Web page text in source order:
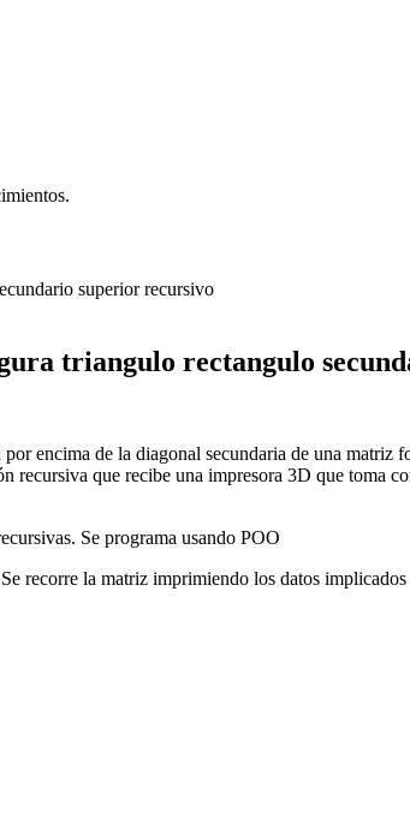
triangulo rectangulo
encima de la diagonal secundaria de una
recursiva que recibe una impresora 3D que toma
Se programa usando POO
recorre la matriz imprimiendo los datos implicados